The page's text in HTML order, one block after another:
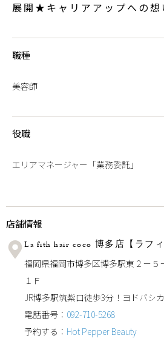
展開★キャリアアップへの想
職種
美容師
役職
エリアマネージャー「業務委託」
店舗情報
La fith hair coco 博多店【ラ
福岡県福岡市博多区博多駅東２－
１Ｆ
JR博多駅筑紫口徒歩3分！ヨドバシ
電話番号： 092-710-5268
予約する： Hot Pepper Beauty